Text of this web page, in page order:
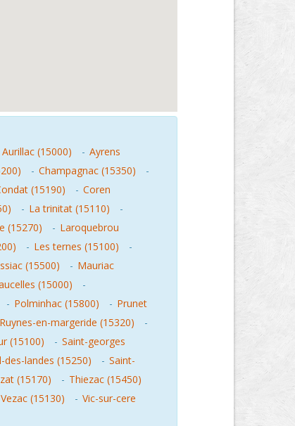
Aurillac (15000) - Ayrens
- Champagnac (15350)
-
(15190) - Coren
- La trinitat (15110)
-
(15270) - Laroquebrou
- Les ternes (15100)
-
(15500) - Mauriac
(15000)
-
- Polminhac (15800) - Prunet
Ruynes-en-margeride (15320)
-
(15100) - Saint-georges
des-landes (15250) - Saint-
(15170) - Thiezac (15450)
Vezac (15130) - Vic-sur-cere